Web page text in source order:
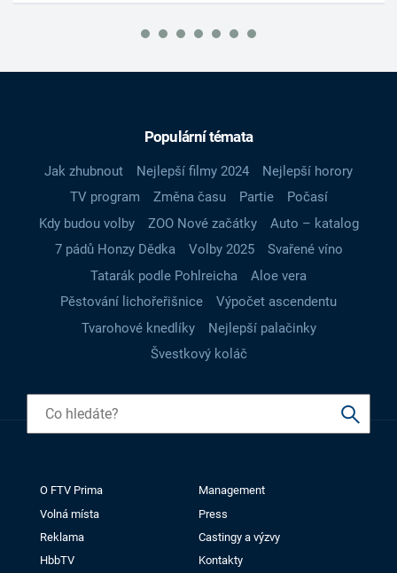
Populární témata
Jak zhubnout Nejlepší filmy 2024
Nejlepší horory
TV program
Změna času Partie
Počasí
Kdy budou volby
ZOO Nové začátky
Auto – katalog
7 pádů Honzy Dědka
Volby 2025
Svařené víno
Tatarák podle Pohlreicha
Aloe vera
Pěstování lichořeřišnice
Výpočet ascendentu
Tvarohové knedlíky
Nejlepší palačinky
Švestkový koláč
O FTV Prima
Management
Volná místa
Press
Reklama
Castingy a výzvy
HbbTV
Kontakty